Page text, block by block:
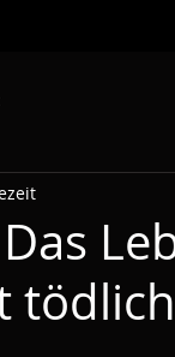
tödlich